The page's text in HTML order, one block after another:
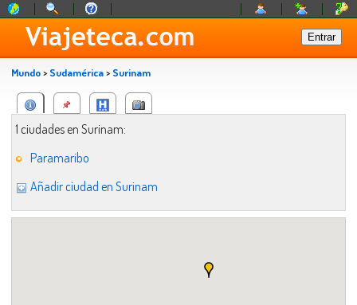
Mundo> Sudamérica> Surinam
1 ciudades en Surinam:
Paramaribo
Añadir ciudad en Surinam